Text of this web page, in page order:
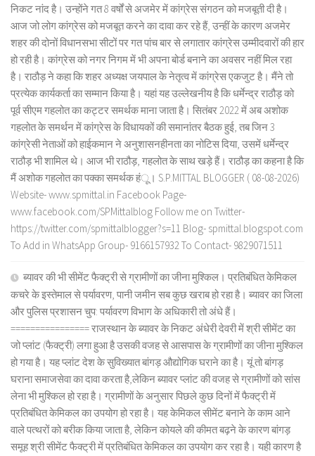
निकट नांद है। उन्होंने गत 8 वर्षों से अजमेर में कांग्रेस संगठन को मजबूती दी है।
आज जो लोग कांग्रेस को मजबूत करने का दावा कर रहे हैं, उन्हीं के कारण अजमेर
शहर की दोनों विधानसभा सीटों पर गत पांच बार से लगातार कांग्रेस उम्मीदवारों की हार
हो रही है। कांग्रेस को नगर निगम में भी अपना बोर्ड बनाने का अवसर नहीं मिल रहा
है। राठौड़ ने कहा कि शहर अध्यक्ष जयपाल के नेतृत्व में कांग्रेस एकजुट है। मैंने तो
प्रत्येक कार्यकर्ता का सम्मान किया है। यहां यह उल्लेखनीय है कि धर्मेन्द्र राठौड़ को
पूर्व सीएम गहलोत का कट्टर समर्थक माना जाता है। सितंबर 2022 में अब अशोक
गहलोत के समर्थन में कांग्रेस के विधायकों की समानांतर बैठक हुई, तब जिन 3
कांग्रेसी नेताओं को हाईकमान ने अनुशासनहीनता का नोटिस दिया, उसमें धर्मेन्द्र
राठौड़ भी शामिल थे। आज भी राठौड़, गहलोत के साथ खड़े हैं। राठौड़ का कहना है कि
मैं अशोक गहलोत का पक्का समर्थक हंू। S.P.MITTAL BLOGGER ( 08-08-2026)
Website- www.spmittal.in Facebook Page-
www.facebook.com/SPMittalblog Follow me on Twitter-
https://twitter.com/spmittalblogger?s=11 Blog- spmittal.blogspot.com
To Add in WhatsApp Group- 9166157932 To Contact- 9829071511
ब्यावर की भी सीमेंट फैक्ट्री से ग्रामीणों का जीना मुश्किल। प्रतिबंधित केमिकल
कचरे के इस्तेमाल से पर्यावरण, पानी जमीन सब कुछ खराब हो रहा है। ब्यावर का जिला
और पुलिस प्रशासन चुप: पर्यावरण विभाग के अधिकारी तो अंधे हैं।
================ राजस्थान के ब्यावर के निकट अंधेरी देवरी में श्री सीमेंट का
जो प्लांट (फैक्ट्री) लगा हुआ है उसकी वजह से आसपास के ग्रामीणों का जीना मुश्किल
हो गया है। यह प्लांट देश के सुविख्यात बांगड़ औद्योगिक घराने का है। यूं तो बांगड़
घराना समाजसेवा का दावा करता है,लेकिन ब्यावर प्लांट की वजह से ग्रामीणों को सांस
लेना भी मुश्किल हो रहा है। ग्रामीणों के अनुसार पिछले कुछ दिनों में फैक्ट्री में
प्रतिबंधित केमिकल का उपयोग हो रहा है। यह केमिकल सीमेंट बनाने के काम आने
वाले पत्थरों को बरीक किया जाता है, लेकिन कोयले की कीमत बढ़ने के कारण बांगड़
समूह श्री सीमेंट फैक्ट्री में प्रतिबंधित केमिकल का उपयोग कर रहा है। यही कारण है